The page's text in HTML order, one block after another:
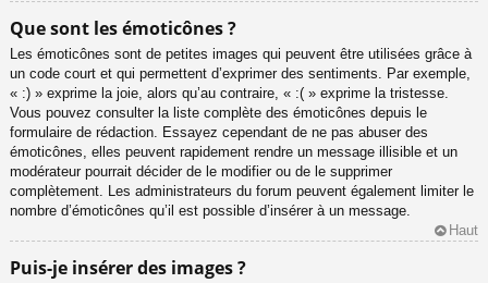
Que sont les émoticônes ?
Les émoticônes sont de petites images qui peuvent être utilisées grâce à
un code court et qui permettent d’exprimer des sentiments. Par exemple,
« :) » exprime la joie, alors qu’au contraire, « :( » exprime la tristesse.
Vous pouvez consulter la liste complète des émoticônes depuis le
formulaire de rédaction. Essayez cependant de ne pas abuser des
émoticônes, elles peuvent rapidement rendre un message illisible et un
modérateur pourrait décider de le modifier ou de le supprimer
complètement. Les administrateurs du forum peuvent également limiter le
nombre d’émoticônes qu’il est possible d’insérer à un message.
Haut
Puis-je insérer des images ?